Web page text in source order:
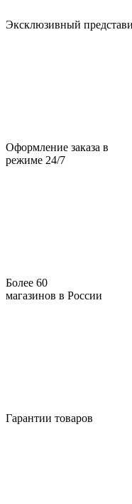
Эксклюзивный
Оформление заказа в
режиме 24/7
Более 60
магазинов в России
Гарантии товаров